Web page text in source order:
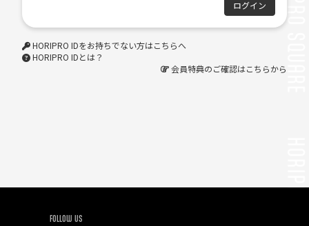
HORIPRO IDをお持ちでない方はこちらへ
HORIPRO IDとは？
会員特典のご確認はこちらから
FOLLOW US